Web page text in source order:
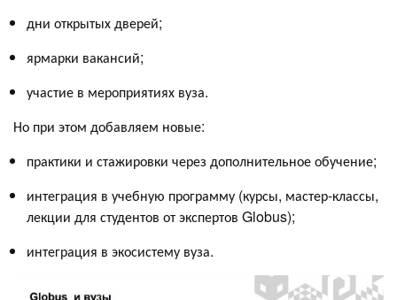
дни открытых дверей;
ярмарки вакансий;
участие в мероприятиях вуза.
Но при этом добавляем новые:
практики и стажировки через дополнительное обучение;
интеграция в учебную программу (курсы, мастер-классы,
лекции для студентов от экспертов Globus);
интеграция в экосистему вуза.